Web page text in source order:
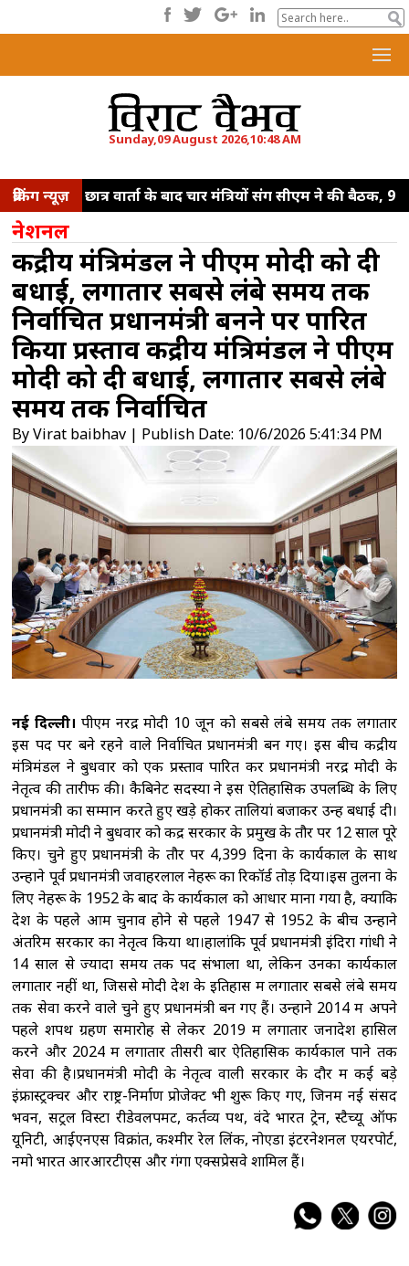
Sunday,09 August 2026,10:48 AM
ब्रेकिंग न्यूज़
छात्र वार्ता के बाद चार मंत्रियों संग सीएम ने की बैठक, 9
की संभावना
प्रयागराज में छात्रों से बोले राहुल गांधी,
रोजगार के सारे दरवाजे बंद
नई दिल्ली में पीएम मोदी
से मिले सीएम योगी, भाजपा अध्यक्ष नितिन नवीन से भी
की मुलाकात
'मैं तो बाबा बागेश्वर नहीं हूं',
आईआईटी दिल्ली के छात्रों से बोले पीएम मोदी
भारत
का मेड-टेक इकोसिस्टम तेजी से हो रहा मजबूत, घरेलू
विनिर्माण और सरकारी योजनाओं से मिली नई ताकत:
पीएम मोदी
'2023 में पारित महिला आरक्षण कानून
को बिना किसी शर्त के लागू करें', राहुल गांधी का रिजिजू
को जवाब
राहुल गांधी को महिला आरक्षण विधेयक
का समर्थन करने में कोई दिक्कत नहीं होनी चाहिए :
रिजिजू
ट्रंप ने रणनीतिक खनिज परियोजनाओं के
लिए 2 अरब डॉलर निवेश का किया ऐलान, रक्षा सप्लाई
चेन मजबूत करने पर जोर
नेशनल
केंद्रीय मंत्रिमंडल ने पीएम मोदी को दी
बधाई, लगातार सबसे लंबे समय तक
निर्वाचित प्रधानमंत्री बनने पर पारित
किया प्रस्ताव केंद्रीय मंत्रिमंडल ने पीएम
मोदी को दी बधाई, लगातार सबसे लंबे
समय तक निर्वाचित
By Virat baibhav | Publish Date: 10/6/2026 5:41:34 PM
नई दिल्ली। पीएम नरेंद्र मोदी 10 जून को सबसे लंबे समय तक लगातार
इस पद पर बने रहने वाले निर्वाचित प्रधानमंत्री बन गए। इस बीच केंद्रीय
मंत्रिमंडल ने बुधवार को एक प्रस्ताव पारित कर प्रधानमंत्री नरेंद्र मोदी के
नेतृत्व की तारीफ की। कैबिनेट सदस्यों ने इस ऐतिहासिक उपलब्धि के लिए
प्रधानमंत्री का सम्मान करते हुए खड़े होकर तालियां बजाकर उन्हें बधाई दी।
प्रधानमंत्री मोदी ने बुधवार को केंद्र सरकार के प्रमुख के तौर पर 12 साल पूरे
किए। चुने हुए प्रधानमंत्री के तौर पर 4,399 दिनों के कार्यकाल के साथ
उन्होंने पूर्व प्रधानमंत्री जवाहरलाल नेहरू का रिकॉर्ड तोड़ दिया।इस तुलना के
लिए नेहरू के 1952 के बाद के कार्यकाल को आधार माना गया है, क्योंकि
देश के पहले आम चुनाव होने से पहले 1947 से 1952 के बीच उन्होंने
अंतरिम सरकार का नेतृत्व किया था।हालांकि पूर्व प्रधानमंत्री इंदिरा गांधी ने
14 साल से ज्यादा समय तक पद संभाला था, लेकिन उनका कार्यकाल
लगातार नहीं था, जिससे मोदी देश के इतिहास में लगातार सबसे लंबे समय
तक सेवा करने वाले चुने हुए प्रधानमंत्री बन गए हैं। उन्होंने 2014 में अपने
पहले शपथ ग्रहण समारोह से लेकर 2019 में लगातार जनादेश हासिल
करने और 2024 में लगातार तीसरी बार ऐतिहासिक कार्यकाल पाने तक
सेवा की है।प्रधानमंत्री मोदी के नेतृत्व वाली सरकार के दौर में कई बड़े
इंफ्रास्ट्रक्चर और राष्ट्र-निर्माण प्रोजेक्ट भी शुरू किए गए, जिनमें नई संसद
भवन, सेंट्रल विस्टा रीडेवलपमेंट, कर्तव्य पथ, वंदे भारत ट्रेनें, स्टैच्यू ऑफ
यूनिटी, आईएनएस विक्रांत, कश्मीर रेल लिंक, नोएडा इंटरनेशनल एयरपोर्ट,
नमो भारत आरआरटीएस और गंगा एक्सप्रेसवे शामिल हैं।